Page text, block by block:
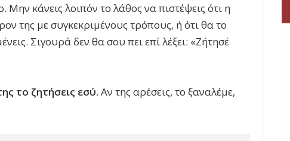
κάνεις λοιπόν το λάθος να πιστέψεις ότι η
της με συγκεκριμένους τρόπους, ή ότι θα το
Σιγουρά δεν θα σου πει επί λέξει: «Ζήτησέ
το ζητήσεις εσύ. Αν της αρέσεις, το ξαναλέμε,